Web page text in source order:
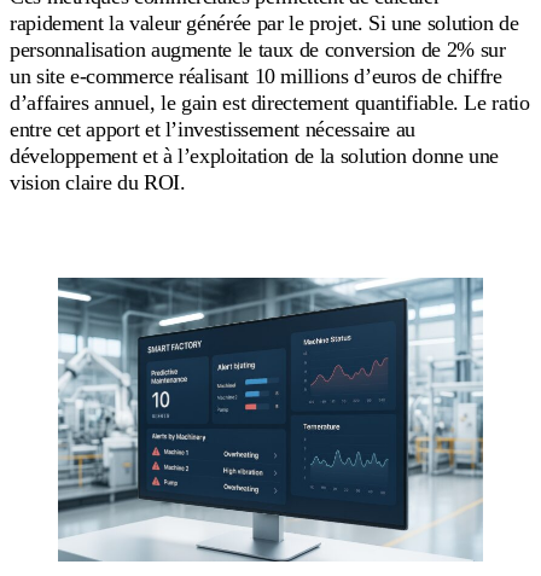
rapidement la valeur générée par le projet. Si une solution de
personnalisation augmente le taux de conversion de 2% sur
un site e-commerce réalisant 10 millions d’euros de chiffre
d’affaires annuel, le gain est directement quantifiable. Le ratio
entre cet apport et l’investissement nécessaire au
développement et à l’exploitation de la solution donne une
vision claire du ROI.